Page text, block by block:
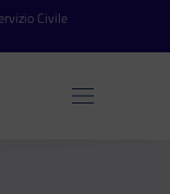
Civile
Apri